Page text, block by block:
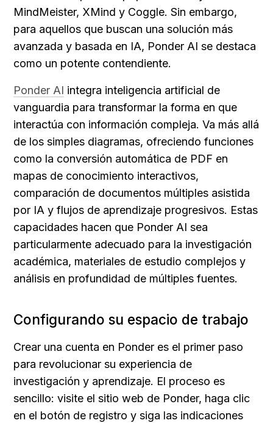
MindMeister, XMind y Coggle. Sin embargo,
para aquellos que buscan una solución más
avanzada y basada en IA, Ponder AI se destaca
como un potente contendiente.
Ponder AI integra inteligencia artificial de
vanguardia para transformar la forma en que
interactúa con información compleja. Va más allá
de los simples diagramas, ofreciendo funciones
como la conversión automática de PDF en
mapas de conocimiento interactivos,
comparación de documentos múltiples asistida
por IA y flujos de aprendizaje progresivos. Estas
capacidades hacen que Ponder AI sea
particularmente adecuado para la investigación
académica, materiales de estudio complejos y
análisis en profundidad de múltiples fuentes.
Configurando su espacio de trabajo
Crear una cuenta en Ponder es el primer paso
para revolucionar su experiencia de
investigación y aprendizaje. El proceso es
sencillo: visite el sitio web de Ponder, haga clic
en el botón de registro y siga las indicaciones